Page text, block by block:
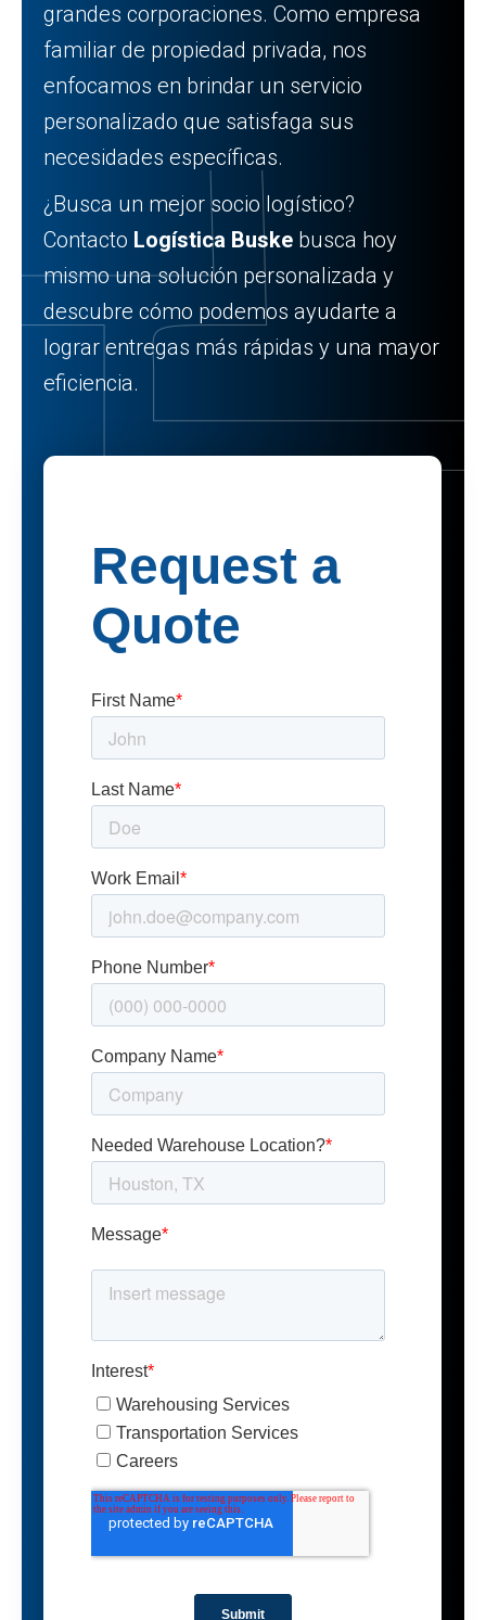
grandes corporaciones. Como empresa
familiar de propiedad privada, nos
enfocamos en brindar un servicio
personalizado que satisfaga sus
necesidades específicas.
¿Busca un mejor socio logístico?
Contacto Logística Buske busca hoy
mismo una solución personalizada y
descubre cómo podemos ayudarte a
lograr entregas más rápidas y una mayor
eficiencia.